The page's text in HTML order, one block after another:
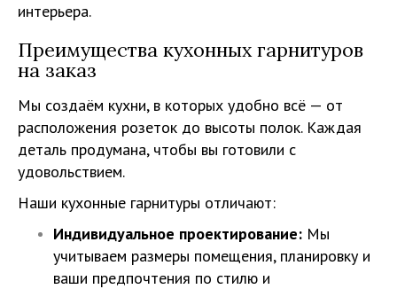
интерьера.
Преимущества кухонных гарнитуров
на заказ
Мы создаём кухни, в которых удобно всё — от
расположения розеток до высоты полок. Каждая
деталь продумана, чтобы вы готовили с
удовольствием.
Наши кухонные гарнитуры отличают:
Индивидуальное проектирование: Мы
учитываем размеры помещения, планировку и
ваши предпочтения по стилю и